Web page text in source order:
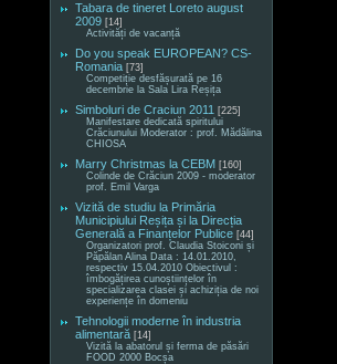
Tabara de tineret Loreto august
2009 [14]
Activități de vacanță
Do you speak EUROPEAN? CS-
Romania [73]
Competiție desfășurată pe 16
decembrie la Sala Lira Reșița
Simboluri de Craciun 2011 [225]
Manifestare dedicată spiritului
Crăciunului Moderator : prof. Mădălina
CHIOSA
Marry Christmas la CEBM [160]
Colinde de Crăciun 2009 - moderator
prof. Emil Varga
Vizită de studiu la Primăria
Municipiului Reșița și la Direcția
Generală a Finanțelor Publice [44]
Organizatori prof. Claudia Stoiconi și
Păpălan Alina Data : 14.01.2010,
respectiv 15.04.2010 Obiectivul :
îmbogățirea cunoștiințelor în
specializarea clasei și achiziția de noi
experiențe în domeniu
Tehnologii moderne în industria
alimentară [14]
Vizită la abatorul și ferma de păsări
FOOD 2000 Bocșa